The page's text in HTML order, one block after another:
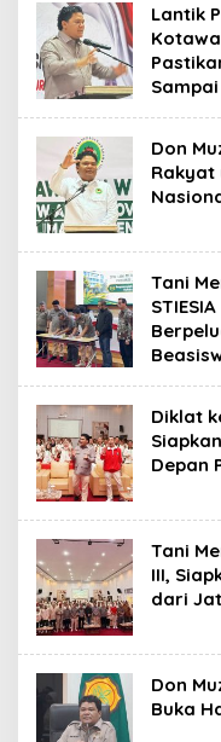
Lantik
Don
Rakyat
Tani
Diklat
Depan
Tani
III,
dari
Don
Buka